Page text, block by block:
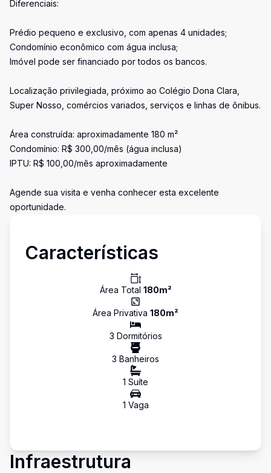
Diferenciais:
Prédio pequeno e exclusivo, com apenas 4 unidades;
Condomínio econômico com água inclusa;
Imóvel pode ser financiado por todos os bancos.
Localização privilegiada, próximo ao Colégio Dona Clara,
Super Nosso, comércios variados, serviços e linhas de ônibus.
Área construída: aproximadamente 180 m²
Condomínio: R$ 300,00/mês (água inclusa)
IPTU: R$ 100,00/mês aproximadamente
Agende sua visita e venha conhecer esta excelente
oportunidade.
Características
Área Total 180m²
Área Privativa 180m²
3 Dormitórios
3 Banheiros
1 Suíte
1 Vaga
Infraestrutura